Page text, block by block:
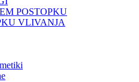
POSTOPKU
VLIVANJA